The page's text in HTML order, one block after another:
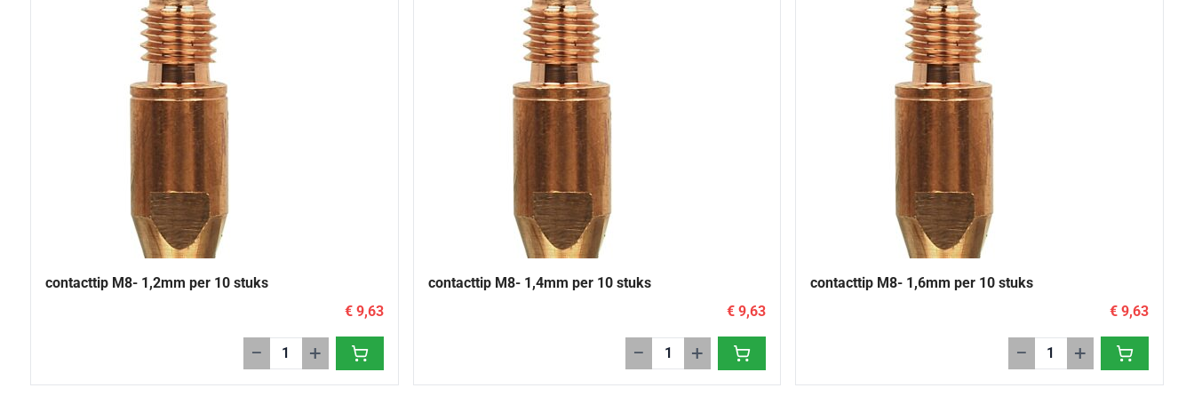
contacttip M8- 1,2mm per 10 stuks
€ 9,63
− +
contacttip M8- 1,4mm per 10 stuks
€ 9,63
− +
contacttip M8- 1,6mm per 10 stuks
€ 9,63
− +